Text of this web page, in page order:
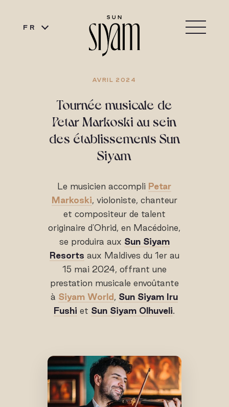
FR
AVRIL 2024
Tournée musicale de
Petar Markoski au sein
des établissements Sun
Siyam
Le musicien accompli Petar
Markoski, violoniste, chanteur
et compositeur de talent
originaire d'Ohrid, en Macédoine,
se produira aux Sun Siyam
Resorts aux Maldives du 1er au
15 mai 2024, offrant une
prestation musicale envoûtante
à Siyam World, Sun Siyam Iru
Fushi et Sun Siyam Olhuveli.